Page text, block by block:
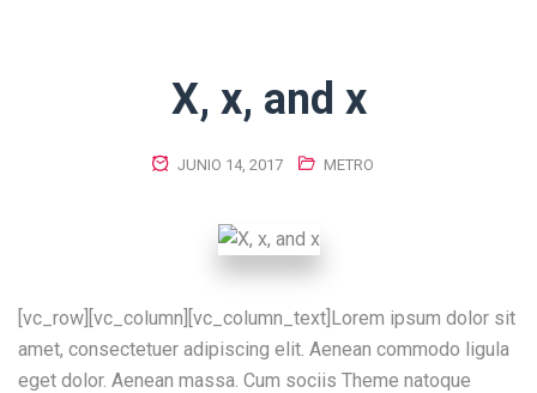
X, x, and x
JUNIO 14, 2017 METRO
[vc_row][vc_column][vc_column_text]Lorem ipsum dolor sit
amet, consectetuer adipiscing elit. Aenean commodo ligula
eget dolor. Aenean massa. Cum sociis Theme natoque